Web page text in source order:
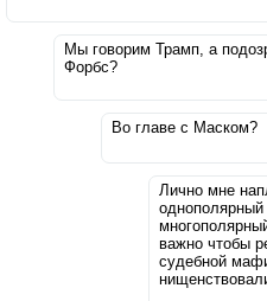
Мы говорим Трамп, а
Форбс?
Во главе с Маском?
Лично мне
важно чтобы
судебной